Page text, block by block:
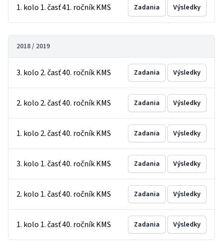
1. kolo 1. časť 41. ročník KMS Zadania Výsledky
2018 / 2019
3. kolo 2. časť 40. ročník KMS Zadania Výsledky
2. kolo 2. časť 40. ročník KMS Zadania Výsledky
1. kolo 2. časť 40. ročník KMS Zadania Výsledky
3. kolo 1. časť 40. ročník KMS Zadania Výsledky
2. kolo 1. časť 40. ročník KMS Zadania Výsledky
1. kolo 1. časť 40. ročník KMS Zadania Výsledky